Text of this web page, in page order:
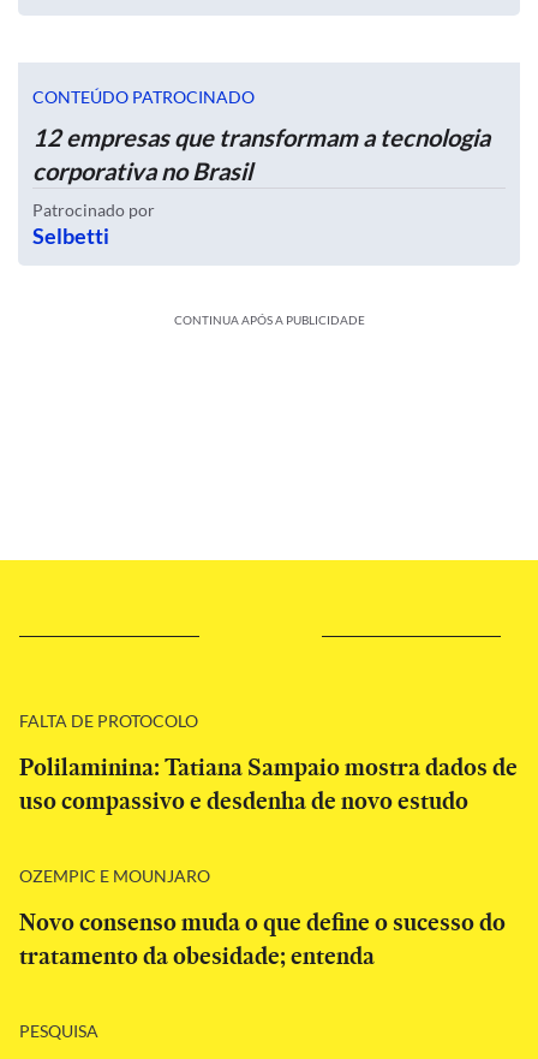
CONTEÚDO PATROCINADO
12 empresas que transformam a tecnologia
corporativa no Brasil
Patrocinado por
Selbetti
CONTINUA APÓS A PUBLICIDADE
FALTA DE PROTOCOLO
Polilaminina: Tatiana Sampaio mostra dados de
uso compassivo e desdenha de novo estudo
OZEMPIC E MOUNJARO
Novo consenso muda o que define o sucesso do
tratamento da obesidade; entenda
PESQUISA